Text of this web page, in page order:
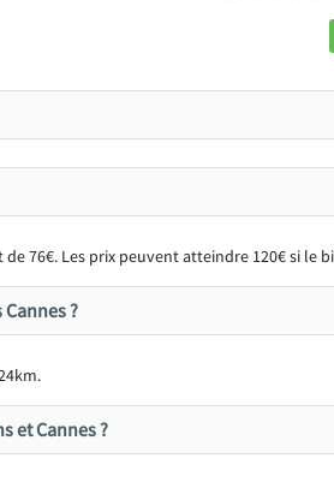
76€. Les prix peuvent atteindre 120€ si le
?
et Cannes ?